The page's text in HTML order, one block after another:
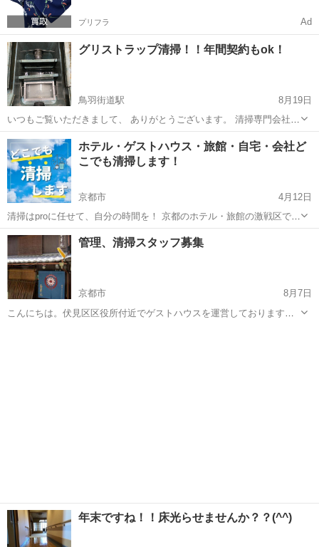
プリフラ Ad
グリストラップ清掃！！年間契約もok！
鳥羽街道駅
8月19日
いつもご覧いただきまして、 ありがとうございます。 清掃専門会社と
して、営業しております。 料金は、容量によって異なりますので、 お
気軽にお問い合わせくださいませ！ 一度ご相談くださいませ。 お問い
合わせだけでも大歓...
京都 京都市 鳥羽街道駅 その他 料金
ホテル・ゲストハウス・旅館・自宅・会社ど
こでも清掃します！
京都市
4月12日
清掃はproに任せて、自分の時間を！ 京都のホテル・旅館の激戦区で
培った信用と技術で清掃します！ 清掃時間をスキルアップ・副業に！
お使いください！ ※地域により交通費が異なるため金額の変動あり。
一度問い合わせして...
京都 京都市 その他
管理、清掃スタッフ募集
京都市
8月7日
こんにちは。伏見区区役所付近でゲストハウスを運営しております。
年末ですね！！床光らせませんか？？(^^)